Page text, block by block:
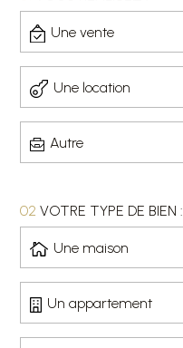
Une vente
Une location
Autre
02 VOTRE TYPE DE BIEN :
Une maison
Un appartement